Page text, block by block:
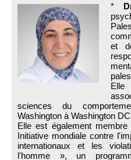
*
et
sciences du
Washington à Washington
Elle est également
Initiative mondiale contre
internationaux et les
l'homme », un